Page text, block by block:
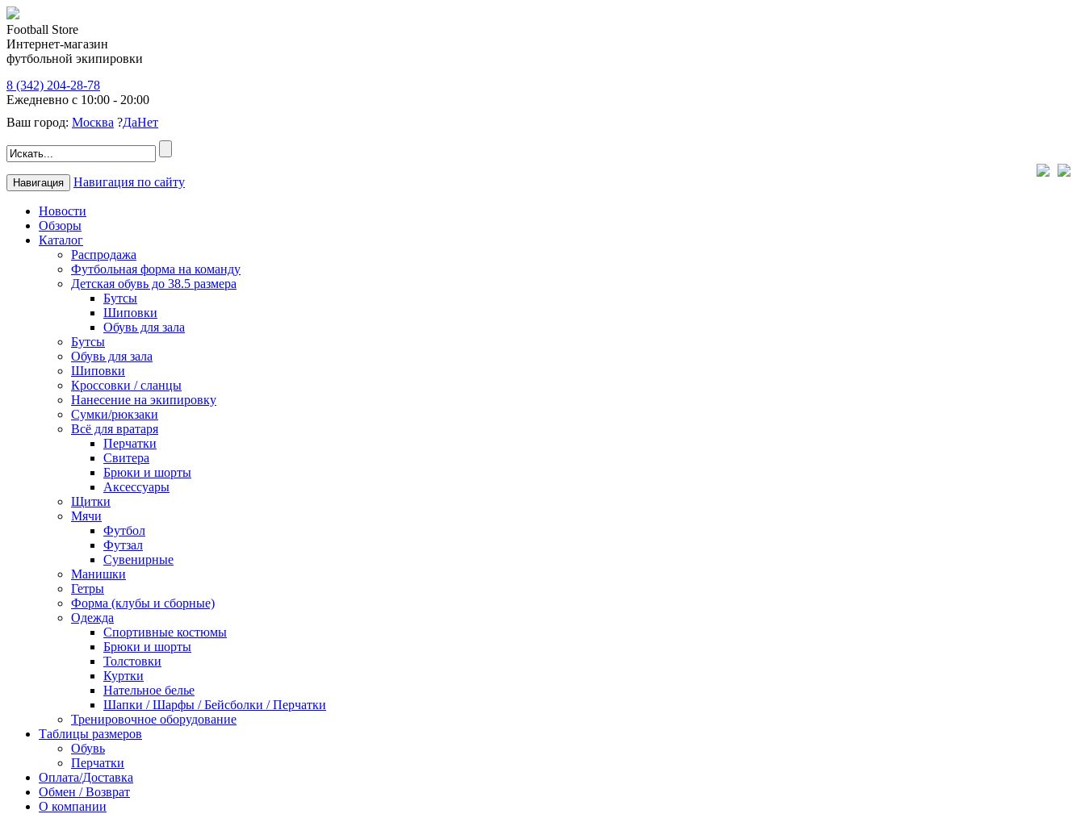
Football Store
Интернет-магазин
футбольной экипировки
8 (342) 204-28-78
Ежедневно с 10:00 - 20:00
Ваш город: Москва ?ДаНет
Навигация Навигация по сайту
Новости
Обзоры
Каталог
Распродажа
Футбольная форма на команду
Детская обувь до 38.5 размера
Бутсы
Шиповки
Обувь для зала
Бутсы
Обувь для зала
Шиповки
Кроссовки / сланцы
Нанесение на экипировку
Сумки/рюкзаки
Всё для вратаря
Перчатки
Cвитера
Брюки и шорты
Аксессуары
Щитки
Мячи
Футбол
Футзал
Сувенирные
Манишки
Гетры
Форма (клубы и сборные)
Одежда
Спортивные костюмы
Брюки и шорты
Толстовки
Куртки
Нательное белье
Шапки / Шарфы / Бейсболки / Перчатки
Тренировочное оборудование
Таблицы размеров
Обувь
Перчатки
Оплата/Доставка
Обмен / Возврат
О компании